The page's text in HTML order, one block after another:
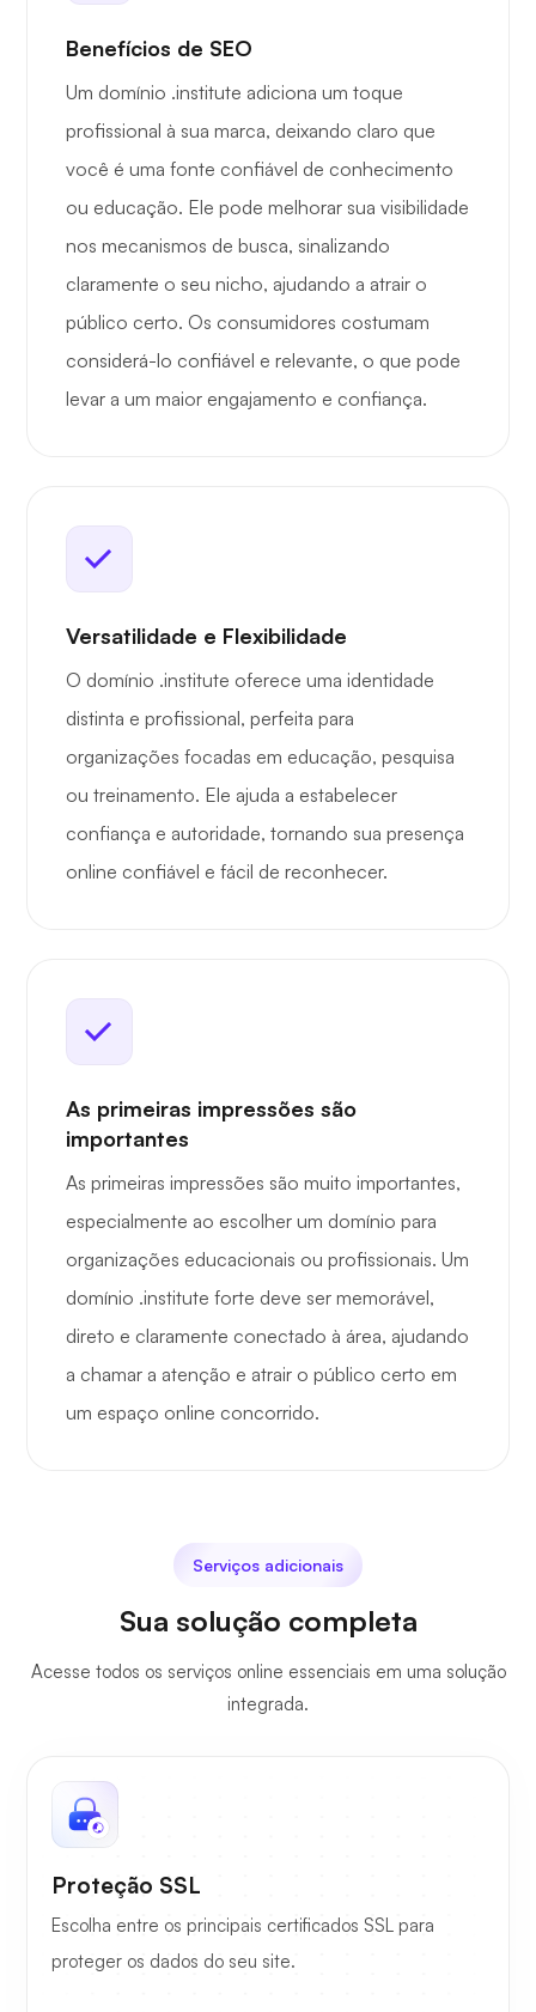
Benefícios de SEO
Um domínio .institute adiciona um toque
profissional à sua marca, deixando claro que
você é uma fonte confiável de conhecimento
ou educação. Ele pode melhorar sua visibilidade
nos mecanismos de busca, sinalizando
claramente o seu nicho, ajudando a atrair o
público certo. Os consumidores costumam
considerá-lo confiável e relevante, o que pode
levar a um maior engajamento e confiança.
Versatilidade e Flexibilidade
O domínio .institute oferece uma identidade
distinta e profissional, perfeita para
organizações focadas em educação, pesquisa
ou treinamento. Ele ajuda a estabelecer
confiança e autoridade, tornando sua presença
online confiável e fácil de reconhecer.
As primeiras impressões são
importantes
As primeiras impressões são muito importantes,
especialmente ao escolher um domínio para
organizações educacionais ou profissionais. Um
domínio .institute forte deve ser memorável,
direto e claramente conectado à área, ajudando
a chamar a atenção e atrair o público certo em
um espaço online concorrido.
Serviços adicionais
Sua solução completa
Acesse todos os serviços online essenciais em uma solução
integrada.
Proteção SSL
Escolha entre os principais certificados SSL para
proteger os dados do seu site.